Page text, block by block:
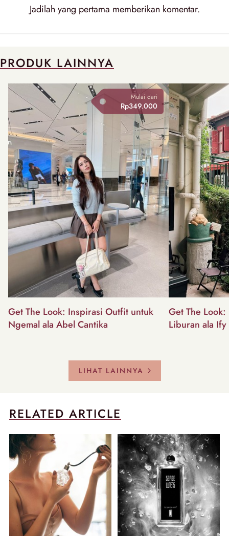
Jadilah yang pertama memberikan komentar.
PRODUK LAINNYA
Mulai dari
Rp349.000
Get The Look: Inspirasi Outfit untuk
Ngemal ala Abel Cantika
Get The
Liburan ala Ify
LIHAT LAINNYA
RELATED ARTICLE